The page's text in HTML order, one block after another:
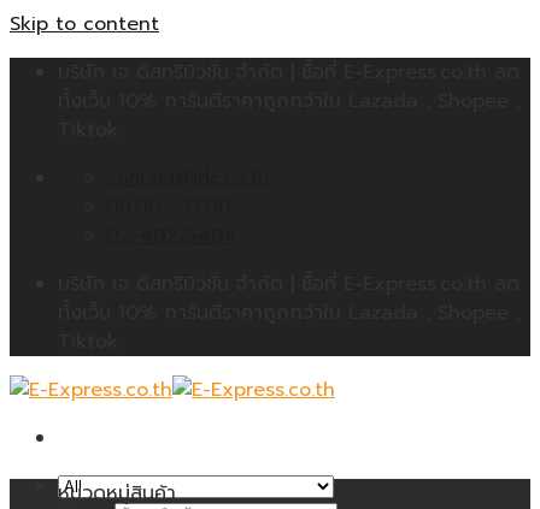
Skip to content
หมวดหมู่สินค้า